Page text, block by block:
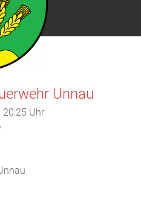
Unnau
20:25 Uhr